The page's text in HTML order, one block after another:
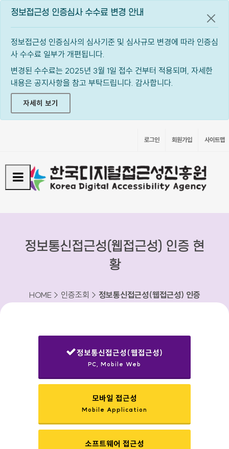
정보접근성 인증심사 수수료 변경 안내
정보접근성 인증심사의 심사기준 및 심사규모 변경에 따라 인증심
사 수수료 일부가 개편됩니다.
변경된 수수료는 2025년 3월 1일 접수 건부터 적용되며, 자세한
내용은 공지사항을 참고 부탁드립니다. 감사합니다.
자세히 보기
공지
로그인 회원가입 사이트맵
정보통신접근성(웹접근성) 인증 현
황
HOME > 인증조회 > 정보통신접근성(웹접근성) 인증
정보통신접근성(웹접근성)
PC, Mobile Web
모바일 접근성
Mobile Application
소프트웨어 접근성